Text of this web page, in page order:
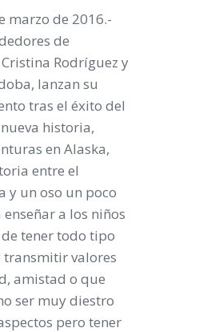
marzo de 2016.-
de
Rodríguez y
lanzan su
tras el éxito del
historia,
en Alaska,
entre el
y un oso un poco
enseñar a los niños
tener todo tipo
transmitir valores
amistad o que
ser muy diestro
pero tener